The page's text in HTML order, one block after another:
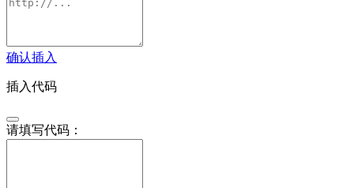
确认插入
插入代码
请填写代码：